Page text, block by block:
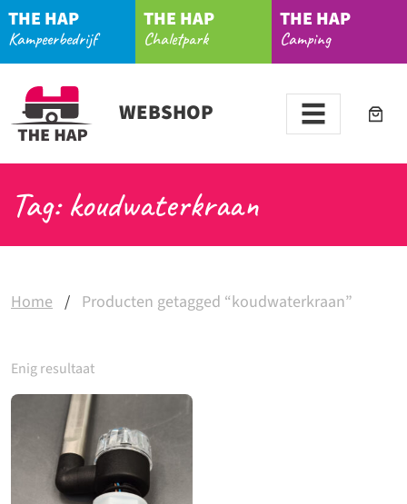
THE HAP
Kampeerbedrijf
THE HAP
Chaletpark
THE HAP
Camping
WEBSHOP
Tag: koudwaterkraan
Home / Producten getagged “koudwaterkraan”
Enig resultaat